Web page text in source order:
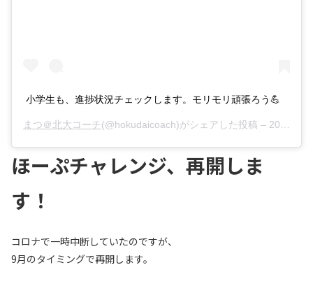
小学生も、進捗状況チェックします。モリモリ頑張ろう💪
まつ＠北大コーチ(@hokudaicoach)がシェアした投稿 – 2020年 9月月8日午前1時47分PDT
ほーぷチャレンジ、再開しま
す！
コロナで一時中断していたのですが、
9月のタイミングで再開します。